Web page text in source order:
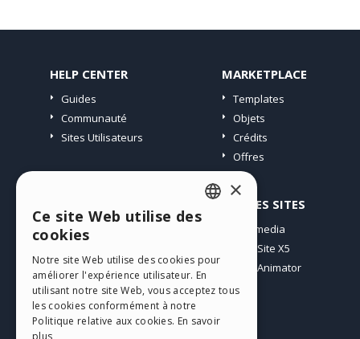
HELP CENTER
Guides
Communauté
Sites Utilisateurs
MARKETPLACE
Templates
Objets
Crédits
Offres
Mes Messages
Télécharger
Espace Web
Mes Crédits
AUTRES SITES
Incomedia
WebSite X5
WebAnimator
ENGLISH
GERMAN
SPANISH
×
Ce site Web utilise des
cookies
Notre site Web utilise des cookies pour
améliorer l'expérience utilisateur. En
utilisant notre site Web, vous acceptez tous
les cookies conformément à notre
Politique relative aux cookies. En savoir
plus